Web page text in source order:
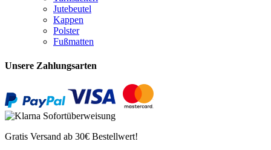
Jutebeutel
Kappen
Polster
Fußmatten
Unsere Zahlungsarten
Gratis Versand ab 30€ Bestellwert!